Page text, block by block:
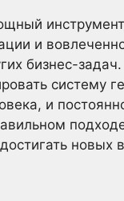
и
бизнес-
систему
и
новых